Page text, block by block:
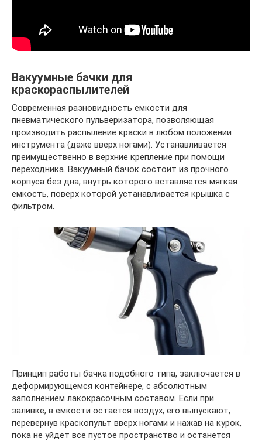
Вакуумные бачки для
краскораспылителей
Современная разновидность емкости для
пневматического пульверизатора, позволяющая
производить распыление краски в любом положении
инструмента (даже вверх ногами). Устанавливается
преимущественно в верхние крепление при помощи
переходника. Вакуумный бачок состоит из прочного
корпуса без дна, внутрь которого вставляется мягкая
емкость, поверх которой устанавливается крышка с
фильтром.
Принцип работы бачка подобного типа, заключается в
деформирующемся контейнере, с абсолютным
заполнением лакокрасочным составом. Если при
заливке, в емкости остается воздух, его выпускают,
перевернув краскопульт вверх ногами и нажав на курок,
пока не уйдет все пустое пространство и останется